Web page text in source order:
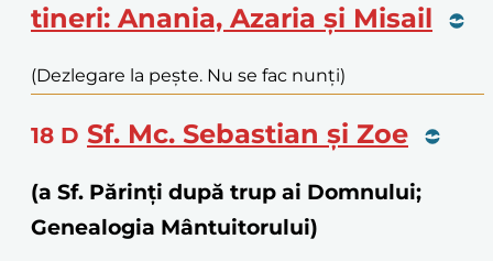
tineri: Anania, Azaria și Misail
(Dezlegare la pește. Nu se fac nunți)
18 D Sf. Mc. Sebastian și Zoe
(a Sf. Părinți după trup ai Domnului;
Genealogia Mântuitorului)